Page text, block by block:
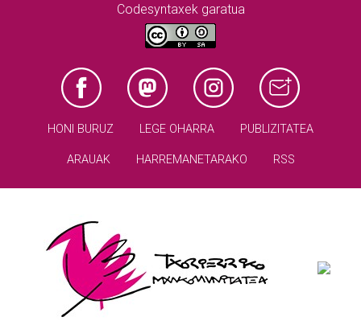
Codesyntaxek garatua
HONI BURUZ LEGE OHARRA PUBLIZITATEA
ARAUAK HARREMANETARAKO RSS